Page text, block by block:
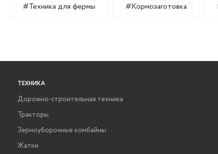
#Техника для фермы #Кормозаготовка
ТЕХНИКА
Дорожно-строительная техника
Тракторы
Зерноуборочные комбайны
Жатки